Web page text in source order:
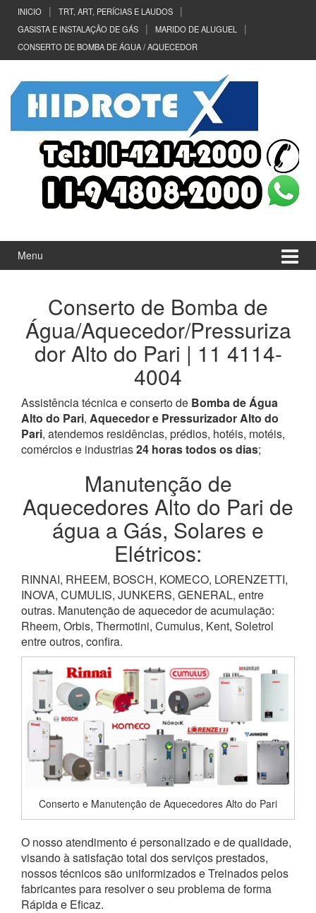
Conteúdo
Pular
menu
principal
INICIO
TRT, ART, PERÍCIAS E LAUDOS
GASISTA E INSTALAÇÃO DE GÁS
MARIDO DE ALUGUEL
CONSERTO DE BOMBA DE ÁGUA / AQUECEDOR
Menu
Conserto de Bomba de
Água/Aquecedor/Pressuriza
dor Alto do Pari | 11 4114-
4004
Assistência técnica e conserto de Bomba de Água
Alto do Pari, Aquecedor e Pressurizador Alto do
Pari, atendemos residências, prédios, hotéis, motéis,
comércios e industrias24 horas todos os dias;
Manutenção de
Aquecedores Alto do Pari de
água a Gás, Solares e
Elétricos:
RINNAI, RHEEM, BOSCH, KOMECO, LORENZETTI,
INOVA, CUMULIS, JUNKERS, GENERAL, entre
outras. Manutenção de aquecedor de acumulação:
Rheem, Orbis, Thermotini, Cumulus, Kent, Soletrol
entre outros, confira.
Conserto e Manutenção de Aquecedores Alto do Pari
O nosso atendimento é personalizado e de qualidade,
visando à satisfação total dos serviços prestados,
nossos técnicos são uniformizados e Treinados pelos
fabricantes para resolver o seu problema de forma
Rápida e Eficaz.